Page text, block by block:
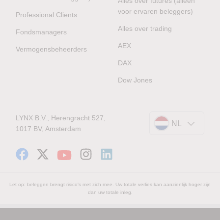
Professional Clients
Fondsmanagers
Vermogensbeheerders
voor ervaren beleggers)
Alles over trading
AEX
DAX
Dow Jones
LYNX B.V., Herengracht 527,
1017 BV, Amsterdam
NL
Let op: beleggen brengt risico's met zich mee. Uw totale verlies kan aanzienlijk hoger zijn
dan uw totale inleg.